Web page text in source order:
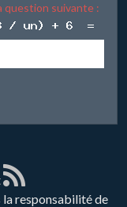
question suivante :
responsabilité de